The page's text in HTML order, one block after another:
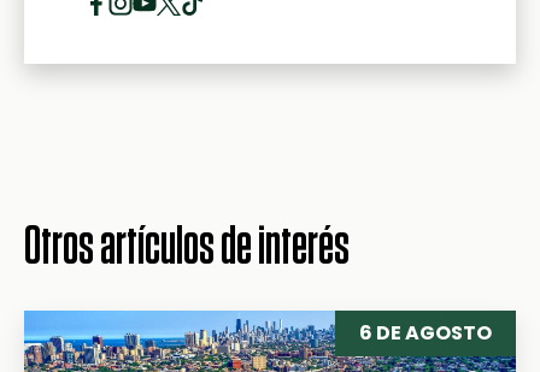
Otros artículos de interés
6 DE AGOSTO